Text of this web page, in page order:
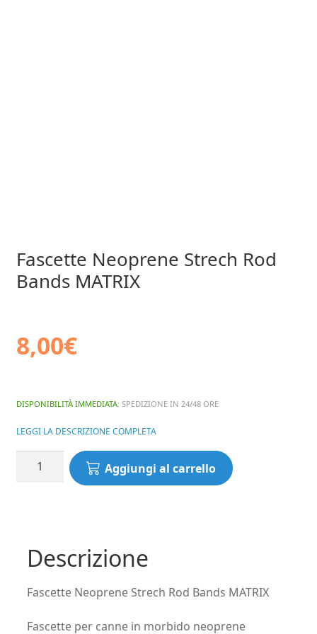
Fascette Neoprene Strech Rod
Bands MATRIX
8,00€
DISPONIBILITÀ IMMEDIATA: SPEDIZIONE IN 24/48 ORE
LEGGI LA DESCRIZIONE COMPLETA
Fascette
MATRIX
quantità
Aggiungi al carrello
Descrizione
Fascette Neoprene Strech Rod Bands MATRIX
Fascette per canne in morbido neoprene